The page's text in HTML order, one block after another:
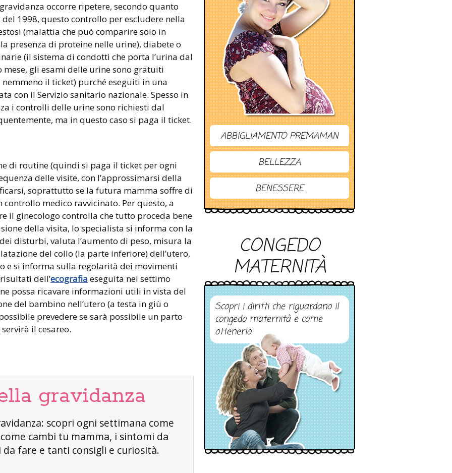
occorre ripetere, secondo quanto
1998, questo controllo per escludere nella
(malattia che può comparire solo in
presenza di proteine nelle urine), diabete o
(il sistema di condotti che porta l’urina dal
mese, gli esami delle urine sono gratuiti
il ticket) purché eseguiti in una
con il Servizio sanitario nazionale. Spesso in
i controlli delle urine sono richiesti dal
ma in questo caso si paga il ticket.
di routine (quindi si paga il ticket per ogni
delle visite, con l’approssimarsi della
soprattutto se la futura mamma soffre di
medico ravvicinato. Per questo, a
il ginecologo controlla che tutto proceda bene
della visita, lo specialista si informa con la
disturbi, valuta l’aumento di peso, misura la
del collo (la parte inferiore) dell’utero,
e si informa sulla regolarità dei movimenti
dell’ecografia eseguita nel settimo
possa ricavare informazioni utili in vista del
del bambino nell’utero (a testa in giù o
prevedere se sarà possibile un parto
il cesareo.
gravidanza
scopri ogni settimana come
cambi tu mamma, i sintomi da
da fare e tanti consigli e curiosità.
ABBIGLIAMENTO PREMAMAN
BELLEZZA
BENESSERE
CONGEDO
MATERNITÀ
Scopri i diritti che riguardano il
congedo maternità e come
ottenerlo